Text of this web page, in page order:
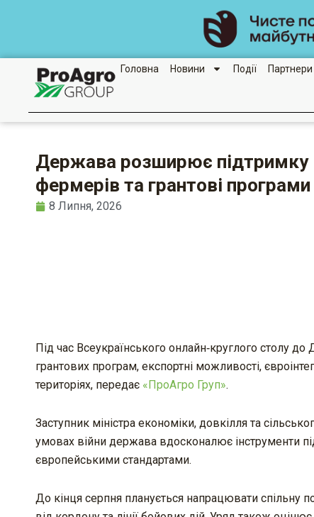
Головна Новини Події Партнери
Держава розширює підтримку
фермерів та грантові програми
8 Липня, 2026
Під час Всеукраїнського онлайн‑круглого столу
грантових програм, експортні можливості,
територіях, передає «ПроАгро Груп».
Заступник міністра економіки, довкілля та
умовах війни держава вдосконалює інструменти
європейськими стандартами.
До кінця серпня планується напрацювати спільну